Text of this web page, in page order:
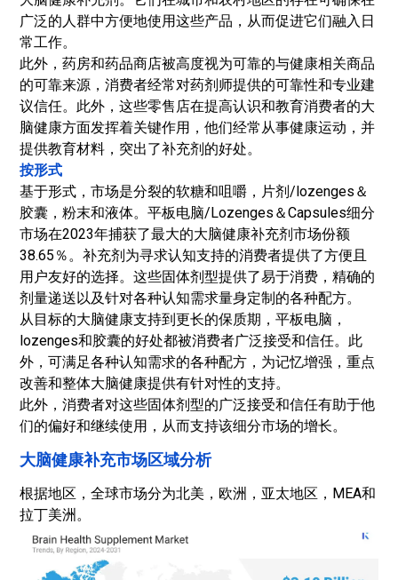
广泛的人群中方便地使用这些产品，从而促进它们融入日
常工作。
此外，药房和药品商店被高度视为可靠的与健康相关商品
的可靠来源，消费者经常对药剂师提供的可靠性和专业建
议信任。此外，这些零售店在提高认识和教育消费者的大
脑健康方面发挥着关键作用，他们经常从事健康运动，并
提供教育材料，突出了补充剂的好处。
按形式
基于形式，市场是分裂的软糖和咀嚼，片剂/lozenges＆
胶囊，粉末和液体。平板电脑/Lozenges＆Capsules细分
市场在2023年捕获了最大的大脑健康补充剂市场份额
38.65％。补充剂为寻求认知支持的消费者提供了方便且
用户友好的选择。这些固体剂型提供了易于消费，精确的
剂量递送以及针对各种认知需求量身定制的各种配方。
从目标的大脑健康支持到更长的保质期，平板电脑，
lozenges和胶囊的好处都被消费者广泛接受和信任。此
外，可满足各种认知需求的各种配方，为记忆增强，重点
改善和整体大脑健康提供有针对性的支持。
此外，消费者对这些固体剂型的广泛接受和信任有助于他
们的偏好和继续使用，从而支持该细分市场的增长。
大脑健康补充市场区域分析
根据地区，全球市场分为北美，欧洲，亚太地区，MEA和
拉丁美洲。